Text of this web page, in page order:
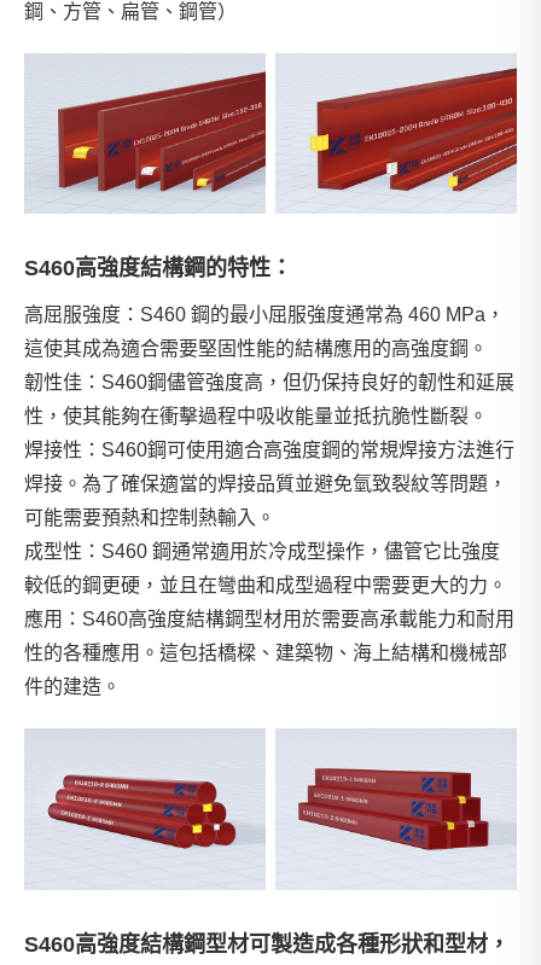
鋼、方管、扁管、鋼管）
S460高強度結構鋼的特性：
高屈服強度：S460 鋼的最小屈服強度通常為 460 MPa，
這使其成為適合需要堅固性能的結構應用的高強度鋼。
韌性佳：S460鋼儘管強度高，但仍保持良好的韌性和延展
性，使其能夠在衝擊過程中吸收能量並抵抗脆性斷裂。
焊接性：S460鋼可使用適合高強度鋼的常規焊接方法進行
焊接。為了確保適當的焊接品質並避免氫致裂紋等問題，
可能需要預熱和控制熱輸入。
成型性：S460 鋼通常適用於冷成型操作，儘管它比強度
較低的鋼更硬，並且在彎曲和成型過程中需要更大的力。
應用：S460高強度結構鋼型材用於需要高承載能力和耐用
性的各種應用。這包括橋樑、建築物、海上結構和機械部
件的建造。
S460高強度結構鋼型材可製造成各種形狀和型材，